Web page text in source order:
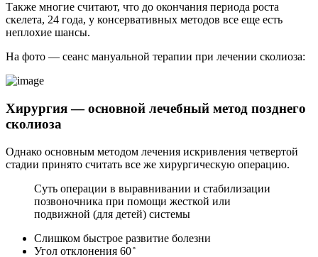
Также многие считают, что до окончания периода роста
скелета, 24 года, у консервативных методов все еще есть
неплохие шансы.
На фото — сеанс мануальной терапии при лечении сколиоза:
Хирургия — основной лечебный метод позднего
сколиоза
Однако основным методом лечения искривления четвертой
стадии принято считать все же хирургическую операцию.
Суть операции в выравнивании и стабилизации
позвоночника при помощи жесткой или
подвижной (для детей) системы
Слишком быстрое развитие болезни
Угол отклонения 60 ̊